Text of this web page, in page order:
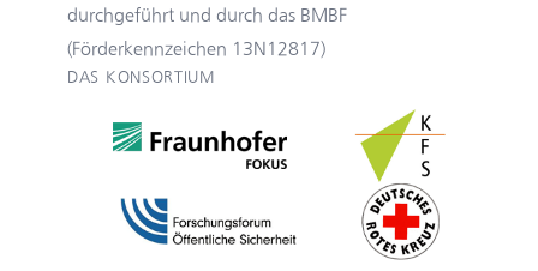
durchgeführt und durch das BMBF
(Förderkennzeichen 13N12817)
DAS KONSORTIUM